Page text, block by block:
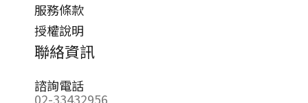
服務條款
授權說明
聯絡資訊
諮詢電話
02-33432956